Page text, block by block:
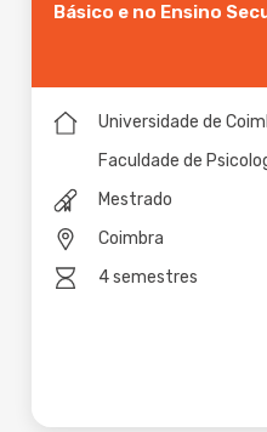
Básico e no Ensino
Universidade de
Faculdade de
Mestrado
Coimbra
4 semestres